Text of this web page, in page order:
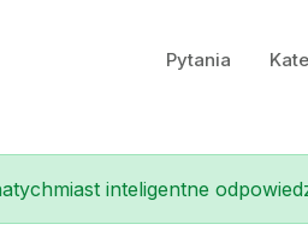
Pytania
inteligentne